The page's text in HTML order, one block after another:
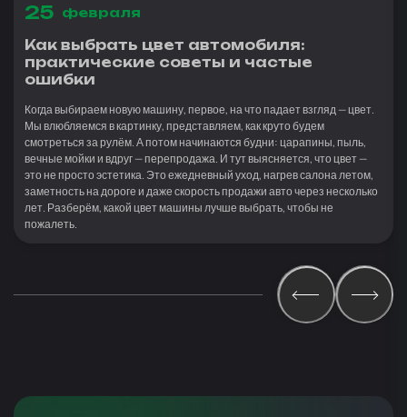
25 февраля
Как выбрать цвет автомобиля:
практические советы и частые
ошибки
Когда выбираем новую машину, первое, на что падает взгляд — цвет.
Мы влюбляемся в картинку, представляем, как круто будем
смотреться за рулём. А потом начинаются будни: царапины, пыль,
вечные мойки и вдруг — перепродажа. И тут выясняется, что цвет —
это не просто эстетика. Это ежедневный уход, нагрев салона летом,
заметность на дороге и даже скорость продажи авто через несколько
лет. Разберём, какой цвет машины лучше выбрать, чтобы не
пожалеть.